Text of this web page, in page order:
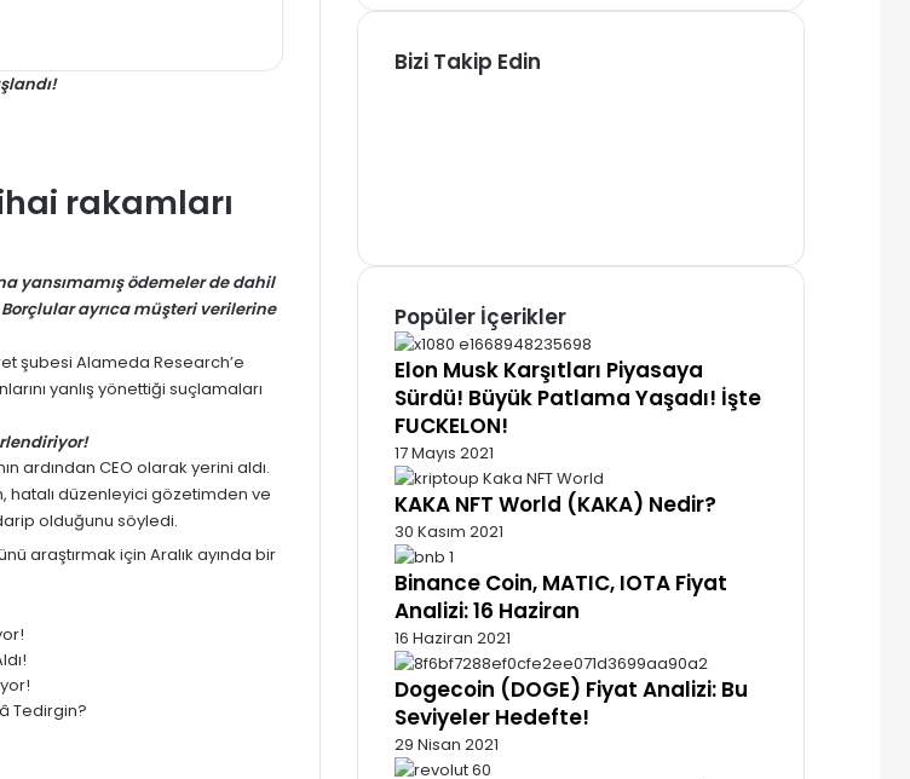
rakamları
yansımamış ödemeler de dahil
ayrıca müşteri verilerine
şubesi Alameda Research’e
yanlış yönettiği suçlamaları
ardından CEO olarak yerini aldı.
hatalı düzenleyici gözetimden ve
olduğunu söyledi.
araştırmak için Aralık ayında bir
Tedirgin?
Bizi Takip Edin
Popüler İçerikler
Elon Musk Karşıtları Piyasaya
Sürdü! Büyük Patlama Yaşadı! İşte
FUCKELON!
17 Mayıs 2021
KAKA NFT World (KAKA) Nedir?
30 Kasım 2021
Binance Coin, MATIC, IOTA Fiyat
Analizi: 16 Haziran
16 Haziran 2021
Dogecoin (DOGE) Fiyat Analizi: Bu
Seviyeler Hedefte!
29 Nisan 2021